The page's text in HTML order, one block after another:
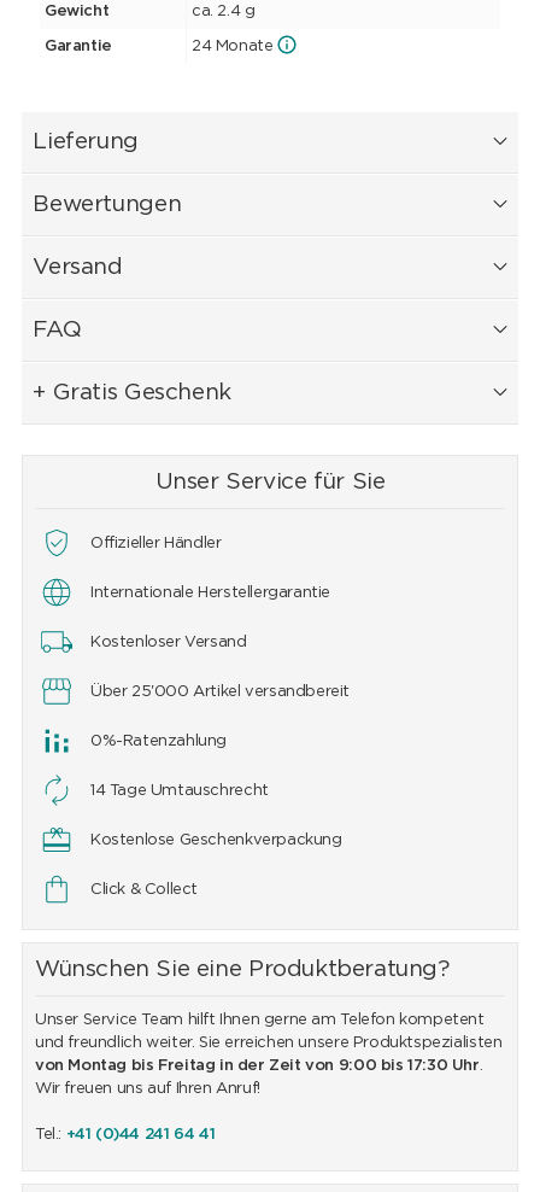
Gewicht ca. 2.4 g
Garantie 24 Monate
Lieferung
Bewertungen
Versand
FAQ
+ Gratis Geschenk
Unser Service für Sie
Offizieller Händler
Internationale Herstellergarantie
Kostenloser Versand
Über 25'000 Artikel versandbereit
0%-Ratenzahlung
14 Tage Umtauschrecht
Kostenlose Geschenkverpackung
Click & Collect
Wünschen Sie eine Produktberatung?
Unser Service Team hilft Ihnen gerne am Telefon kompetent
und freundlich weiter. Sie erreichen unsere Produktspezialisten
von Montag bis Freitag in der Zeit von 9:00 bis 17:30 Uhr.
Wir freuen uns auf Ihren Anruf!
Tel.: +41 (0)44 241 64 41